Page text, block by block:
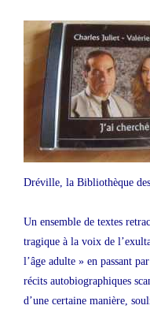
Dréville, la Bibliothèque
Un ensemble de textes
tragique à la voix de
l’âge adulte » en passant
récits autobiographiques
d’une certaine manière,